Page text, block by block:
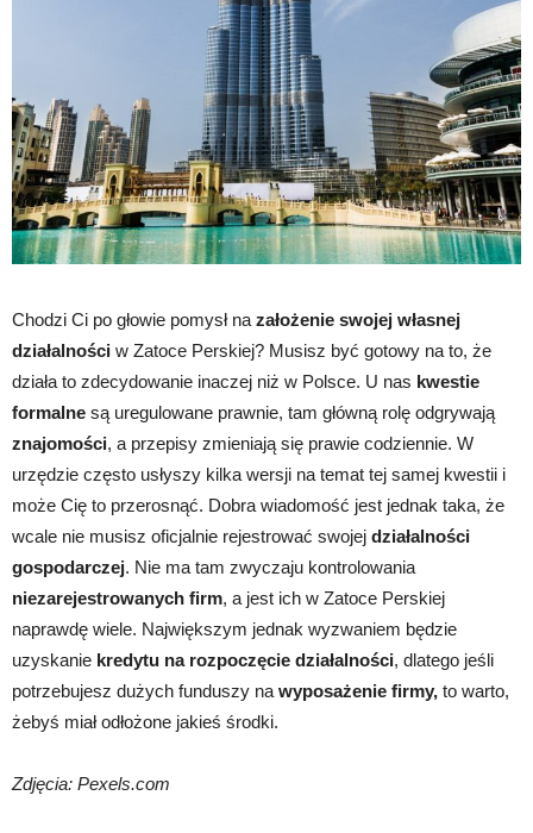
Chodzi Ci po głowie pomysł na założenie swojej własnej
działalności w Zatoce Perskiej? Musisz być gotowy na to, że
działa to zdecydowanie inaczej niż w Polsce. U nas kwestie
formalne są uregulowane prawnie, tam główną rolę odgrywają
znajomości, a przepisy zmieniają się prawie codziennie. W
urzędzie często usłyszy kilka wersji na temat tej samej kwestii i
może Cię to przerosnąć. Dobra wiadomość jest jednak taka, że
wcale nie musisz oficjalnie rejestrować swojej działalności
gospodarczej. Nie ma tam zwyczaju kontrolowania
niezarejestrowanych firm, a jest ich w Zatoce Perskiej
naprawdę wiele. Największym jednak wyzwaniem będzie
uzyskanie kredytu na rozpoczęcie działalności, dlatego jeśli
potrzebujesz dużych funduszy na wyposażenie firmy, to warto,
żebyś miał odłożone jakieś środki.
Zdjęcia: Pexels.com